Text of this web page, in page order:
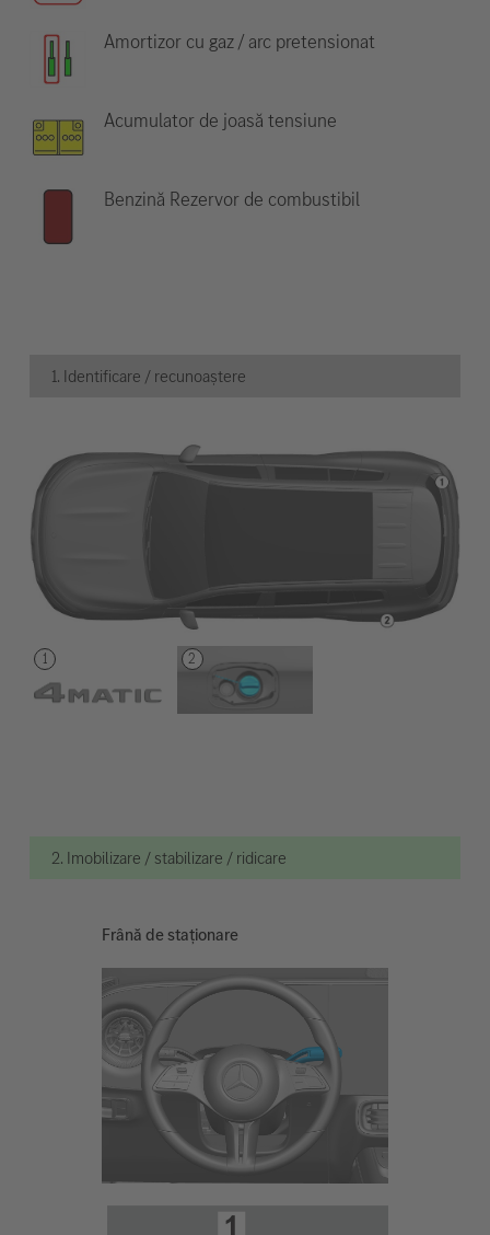
Amortizor cu gaz / arc pretensionat
Acumulator de joasă tensiune
Benzină Rezervor de combustibil
1. Identificare / recunoaștere
2. Imobilizare / stabilizare / ridicare
Frână de staționare